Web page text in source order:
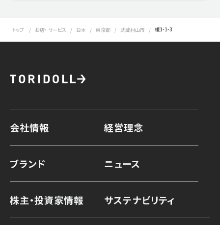
トップ お店・ サービス 日本 東京都 武蔵村山市 榎1-1-3
会社情報 経営理念
ブランド ニュース
株主・投資家情報 サステナビリティ